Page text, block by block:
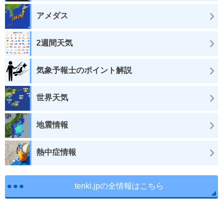
アメダス
2週間天気
気象予報士のポイント解説
世界天気
地震情報
熱中症情報
tenki.jpの全情報はこちら